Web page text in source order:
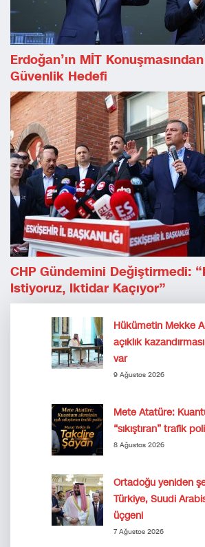
Erdoğan’ın MİT
Güvenlik Hedefi
CHP Gündemini Değiştirmedi:
Istiyoruz, Iktidar Kaçıyor”
Hükümetin Mekke
açıklık
var
9 Ağustos 2026
Mete Atatüre:
“sıkıştıran” trafik
8 Ağustos 2026
Ortadoğu yeniden
Türkiye, Suudi
üçgeni
7 Ağustos 2026